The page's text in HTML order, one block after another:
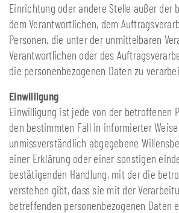
Einrichtung oder andere Stelle außer der
dem Verantwortlichen, dem
Personen, die unter der unmittelbaren
Verantwortlichen oder des
die personenbezogenen Daten zu
Einwilligung
Einwilligung ist jede von der betroffenen
den bestimmten Fall in informierter
unmissverständlich abgegebene
einer Erklärung oder einer sonstigen
bestätigenden Handlung, mit der die
verstehen gibt, dass sie mit der
betreffenden personenbezogenen Daten